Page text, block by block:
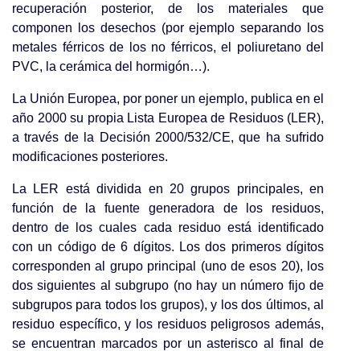
recuperación posterior, de los materiales que
componen los desechos (por ejemplo separando los
metales férricos de los no férricos, el poliuretano del
PVC, la cerámica del hormigón…).
La Unión Europea, por poner un ejemplo, publica en el
año 2000 su propia Lista Europea de Residuos (LER),
a través de la Decisión 2000/532/CE, que ha sufrido
modificaciones posteriores.
La LER está dividida en 20 grupos principales, en
función de la fuente generadora de los residuos,
dentro de los cuales cada residuo está identificado
con un código de 6 dígitos. Los dos primeros dígitos
corresponden al grupo principal (uno de esos 20), los
dos siguientes al subgrupo (no hay un número fijo de
subgrupos para todos los grupos), y los dos últimos, al
residuo específico, y los residuos peligrosos además,
se encuentran marcados por un asterisco al final de